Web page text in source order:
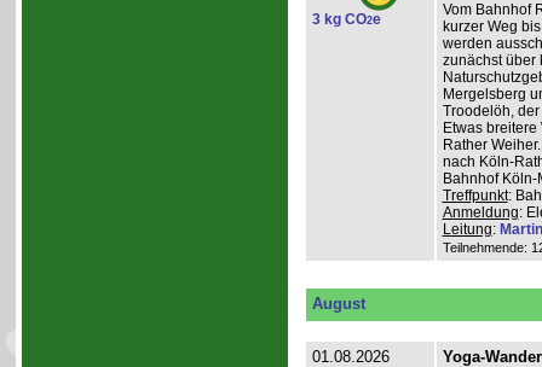
3 kg CO2e
Vom Bahnhof
kurzer Weg
werden
zunächst über
Mergelsberg
Troodelöh,
Etwas
Rather
nach Köln-
Bahnhof
Treffpunkt:
Anmeldung:
Leitung:
Teilnehmende:
August
01.08.2026 Yoga-